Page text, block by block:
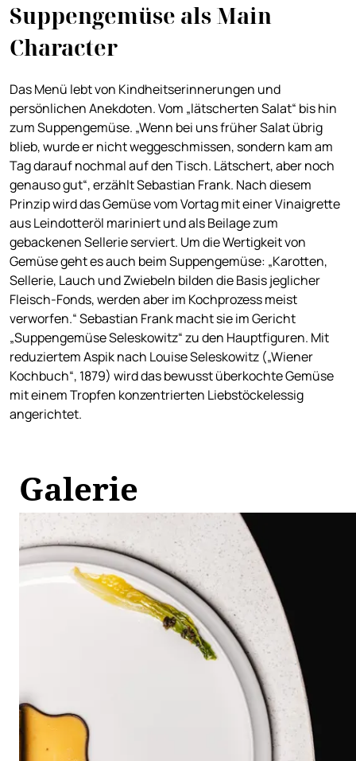
Suppengemüse als Main
Character
Das Menü lebt von Kindheitserinnerungen und
persönlichen Anekdoten. Vom „lätscherten Salat“ bis hin
zum Suppengemüse. „Wenn bei uns früher Salat übrig
blieb, wurde er nicht weggeschmissen, sondern kam am
Tag darauf nochmal auf den Tisch. Lätschert, aber noch
genauso gut“, erzählt Sebastian Frank. Nach diesem
Prinzip wird das Gemüse vom Vortag mit einer Vinaigrette
aus Leindotteröl mariniert und als Beilage zum
gebackenen Sellerie serviert. Um die Wertigkeit von
Gemüse geht es auch beim Suppengemüse: „Karotten,
Sellerie, Lauch und Zwiebeln bilden die Basis jeglicher
Fleisch-Fonds, werden aber im Kochprozess meist
verworfen.“ Sebastian Frank macht sie im Gericht
„Suppengemüse Seleskowitz“ zu den Hauptfiguren. Mit
reduziertem Aspik nach Louise Seleskowitz („Wiener
Kochbuch“, 1879) wird das bewusst überkochte Gemüse
mit einem Tropfen konzentrierten Liebstöckelessig
angerichtet.
Galerie